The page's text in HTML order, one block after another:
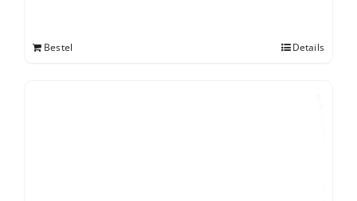
Bestel Details